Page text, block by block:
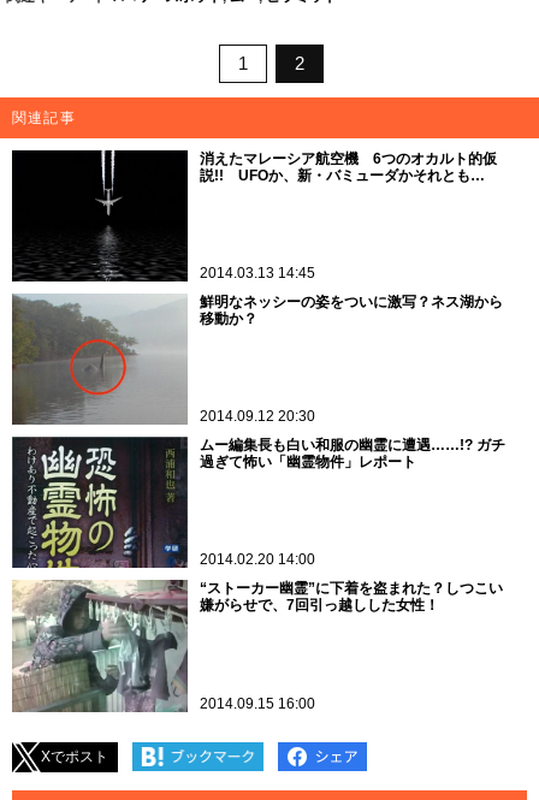
1 2
関連記事
消えたマレーシア航空機 6つのオカルト的仮
説!! UFOか、新・バミューダかそれとも…
2014.03.13 14:45
鮮明なネッシーの姿をついに激写？ネス湖から
移動か？
2014.09.12 20:30
ムー編集長も白い和服の幽霊に遭遇……!? ガチ
過ぎて怖い「幽霊物件」レポート
2014.02.20 14:00
“ストーカー幽霊”に下着を盗まれた？しつこい
嫌がらせで、7回引っ越しした女性！
2014.09.15 16:00
Xでポスト